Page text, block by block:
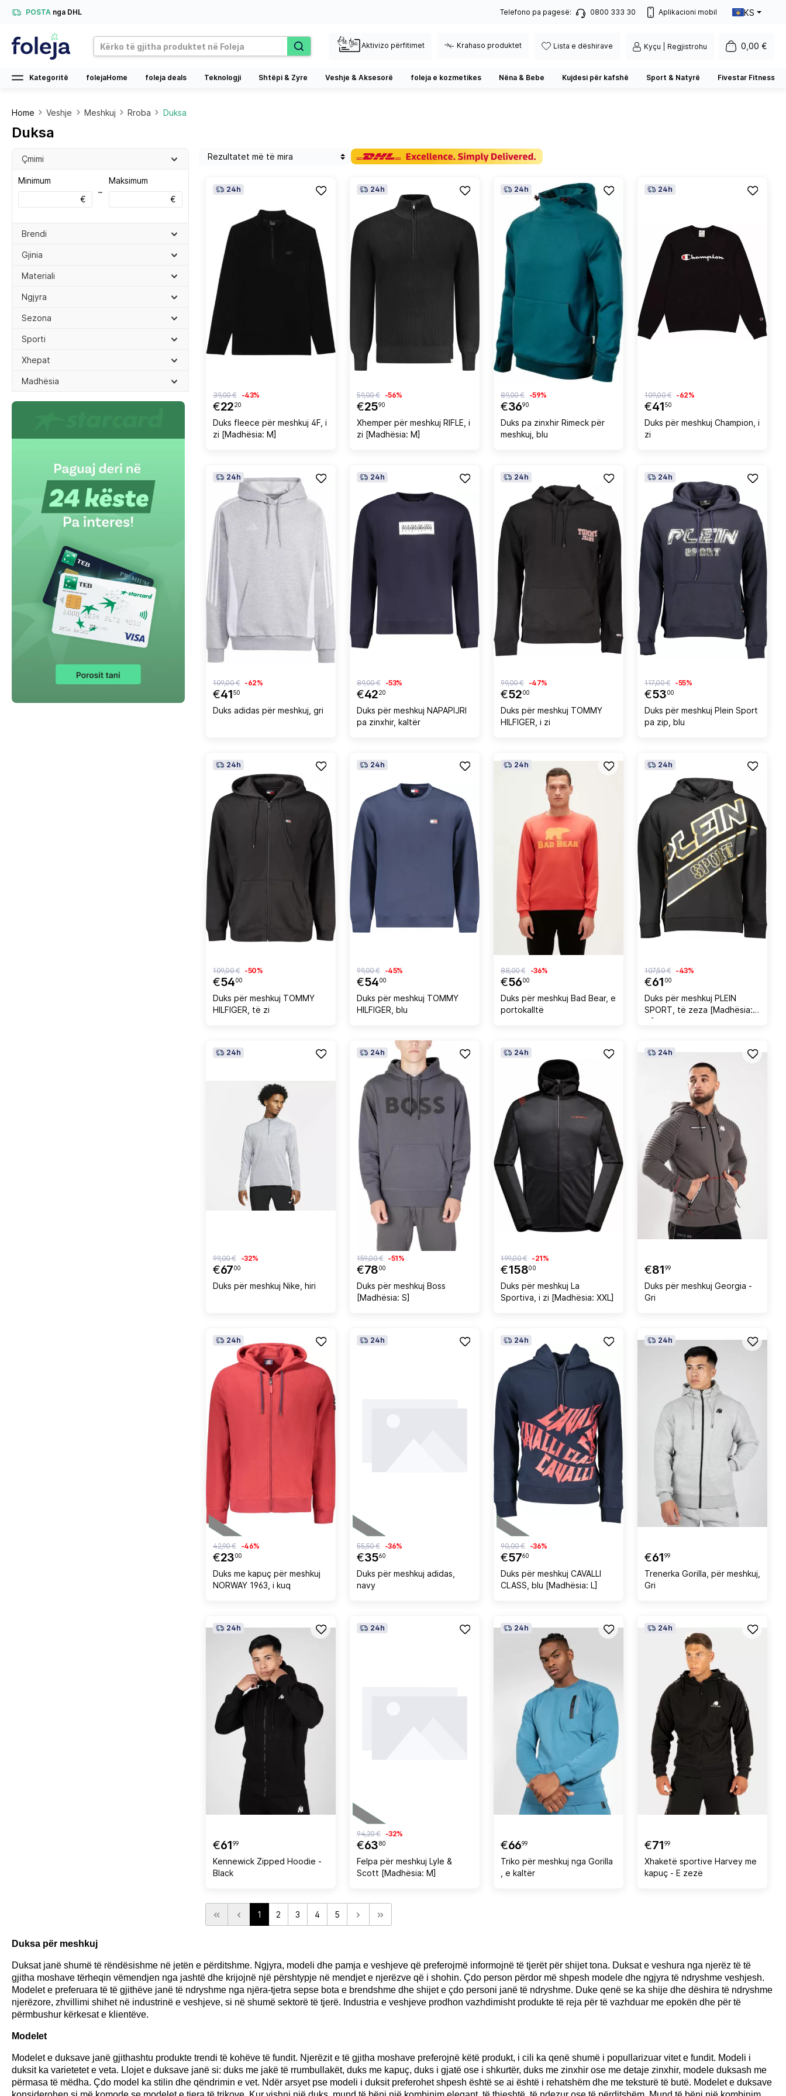
POSTA nga DHL Telefono pa pagesë: 0800 333 30 Aplikacioni mobil KS
Aktivizo përfitimet Krahaso produktet Lista e dëshirave Kyçu | Regjistrohu 0,00 €
Kategoritë folejaHome foleja deals Teknologji Shtëpi & Zyre Veshje & Aksesorë foleja e kozmetikes Nëna & Bebe Kujdesi për kafshë Sport & Natyrë Fivestar Fitness
Home Veshje Meshkuj Rroba Duksa
Duksa
Brendi
Gjinia
Materiali
Ngjyra
Sezona
Sporti
Xhepat
Madhësia
Çmimi
Minimum
€
–
Maksimum
€
24h
€2220
39,00 € -43%
Duks fleece për meshkuj 4F, i
zi [Madhësia: M]
24h
€2590
59,00 € -56%
Xhemper për meshkuj RIFLE, i
zi [Madhësia: M]
24h
€3690
89,00 € -59%
Duks pa zinxhir Rimeck për
meshkuj, blu
24h
€4150
109,00 € -62%
Duks për meshkuj Champion, i
zi
24h
€4150
109,00 € -62%
Duks adidas për meshkuj, gri
24h
€4220
89,00 € -53%
Duks për meshkuj NAPAPIJRI
pa zinxhir, kaltër
24h
€5200
99,00 € -47%
Duks për meshkuj TOMMY
HILFIGER, i zi
24h
€5300
117,00 € -55%
Duks për meshkuj Plein Sport
pa zip, blu
24h
€5400
109,00 € -50%
Duks për meshkuj TOMMY
HILFIGER, të zi
24h
€5400
99,00 € -45%
Duks për meshkuj TOMMY
HILFIGER, blu
24h
€5600
88,00 € -36%
Duks për meshkuj Bad Bear, e
portokalltë
24h
€61 00
107,50 € -43%
Duks për meshkuj PLEIN
SPORT, të zeza [Madhësia:
M]
24h
€6700
99,00 € -32%
Duks për meshkuj Nike, hiri
24h
€7800
159,00 € -51%
Duks për meshkuj Boss
[Madhësia: S]
24h
€15800
199,00 € -21%
Duks për meshkuj La
Sportiva, i zi [Madhësia: XXL]
24h
€8199
Duks për meshkuj Georgia -
Gri
24h
€2300
42,90 € -46%
Duks me kapuç për meshkuj
NORWAY 1963, i kuq
24h
€3560
55,50 € -36%
Duks për meshkuj adidas,
navy
24h
€5760
90,00 € -36%
Duks për meshkuj CAVALLI
CLASS, blu [Madhësia: L]
24h
€6199
Trenerka Gorilla, për meshkuj,
Gri
24h
€6199
Kennewick Zipped Hoodie -
Black
24h
€6380
94,20 € -32%
Felpa për meshkuj Lyle &
Scott [Madhësia: M]
24h
€6699
Triko për meshkuj nga Gorilla
, e kaltër
24h
€7199
Xhaketë sportive Harvey me
kapuç - E zezë
1 2 3 4 5
Duksa për meshkuj
Duksat janë shumë të rëndësishme në jetën e përditshme. Ngjyra, modeli dhe pamja e veshjeve që preferojmë informojnë të tjerët për shijet tona. Duksat e veshura nga njerëz të të
gjitha moshave tërheqin vëmendjen nga jashtë dhe krijojnë një përshtypje në mendjet e njerëzve që i shohin. Çdo person përdor më shpesh modele dhe ngjyra të ndryshme veshjesh.
Modelet e preferuara të të gjithëve janë të ndryshme nga njëra-tjetra sepse bota e brendshme dhe shijet e çdo personi janë të ndryshme. Duke qenë se ka shije dhe dëshira të ndryshme
njerëzore, zhvillimi shihet në industrinë e veshjeve, si në shumë sektorë të tjerë. Industria e veshjeve prodhon vazhdimisht produkte të reja për të vazhduar me epokën dhe për të
përmbushur kërkesat e klientëve.
Modelet
Modelet e duksave janë gjithashtu produkte trendi të kohëve të fundit. Njerëzit e të gjitha moshave preferojnë këtë produkt, i cili ka qenë shumë i popullarizuar vitet e fundit. Modeli i
duksit ka varietetet e veta. Llojet e duksave janë si: duks me jakë të rrumbullakët, duks me kapuç, duks i gjatë ose i shkurtër, duks me zinxhir ose me detaje zinxhir, modele duksash me
përmasa të mëdha. Çdo model ka stilin dhe qëndrimin e vet. Ndër arsyet pse modeli i duksit preferohet shpesh është se ai është i rehatshëm dhe me teksturë të butë. Modelet e duksave